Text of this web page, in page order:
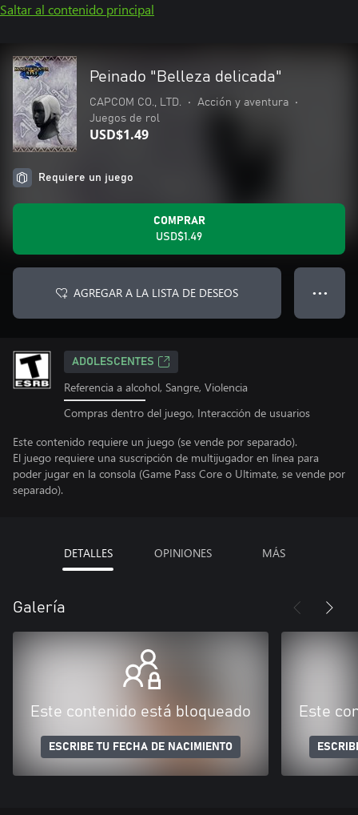
Saltar al contenido principal
Peinado "Belleza delicada"
CAPCOM CO., LTD. • Acción y aventura
•
Juegos de rol
USD$1.49
Requiere un juego
COMPRAR
USD$1.49
AGREGAR A LA LISTA DE DESEOS ● ● ●
ADOLESCENTES
Referencia a alcohol, Sangre, Violencia
Compras dentro del juego, Interacción de usuarios
Este contenido requiere un juego (se vende por separado).
El juego requiere una suscripción de multijugador en línea para
poder jugar en la consola (Game Pass Core o Ultimate, se vende por
separado).
DETALLES OPINIONES MÁS
Galería
Este contenido está bloqueado
ESCRIBE TU FECHA DE NACIMIENTO
Este